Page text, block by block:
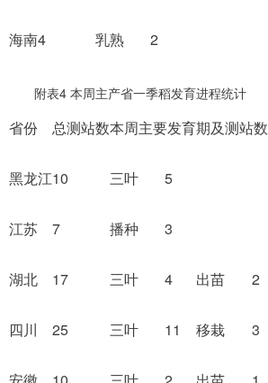
海南4 乳熟 2
附表4 本周主产省一季稻发育进程统计
省份 总测站数本周主要发育期及测站数
黑龙江10 三叶 5
江苏 7 播种 3
湖北 17 三叶 4 出苗 2
四川 25 三叶 11 移栽 3